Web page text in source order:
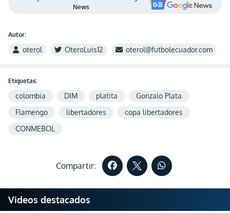
News
Autor:
oterol OteroLuis12 oterol@futbolecuador.com
Etiquetas:
colombia DIM platita
Gonzalo Plata
Flamengo
libertadores
copa libertadores
CONMEBOL
Compartir:
Videos destacados